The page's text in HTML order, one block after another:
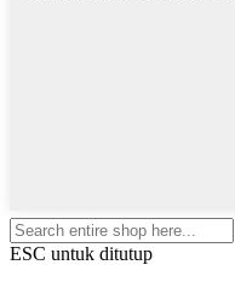
ESC untuk ditutup